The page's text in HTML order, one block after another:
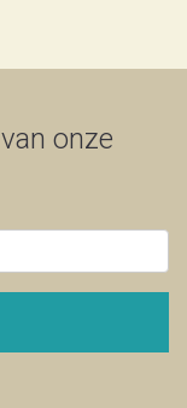
onze